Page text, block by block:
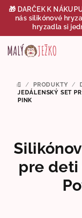
Prejsť
🎁 DARČEK K
nás silikónové
hryzadla si
DOMOV
/ PRODUKTY /
JEDÁLENSKÝ SET
PINK
pre deti